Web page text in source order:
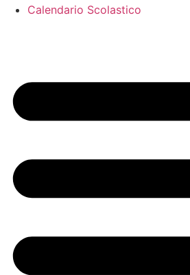
Calendario Scolastico